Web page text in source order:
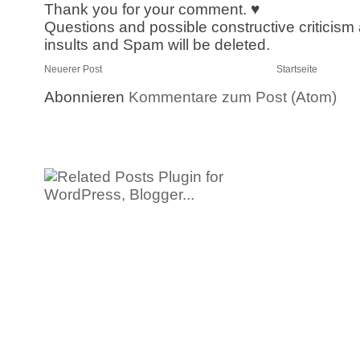
Thank you for your comment. ♥
Questions and possible constructive criticism
insults and Spam will be deleted.
Neuerer Post Startseite
Abonnieren Kommentare zum Post (Atom)